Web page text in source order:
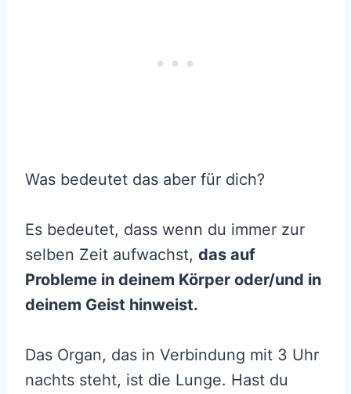
Was bedeutet das aber für dich?
Es bedeutet, dass wenn du immer zur
selben Zeit aufwachst, das auf
Probleme in deinem Körper oder/und in
deinem Geist hinweist.
Das Organ, das in Verbindung mit 3 Uhr
nachts steht, ist die Lunge. Hast du